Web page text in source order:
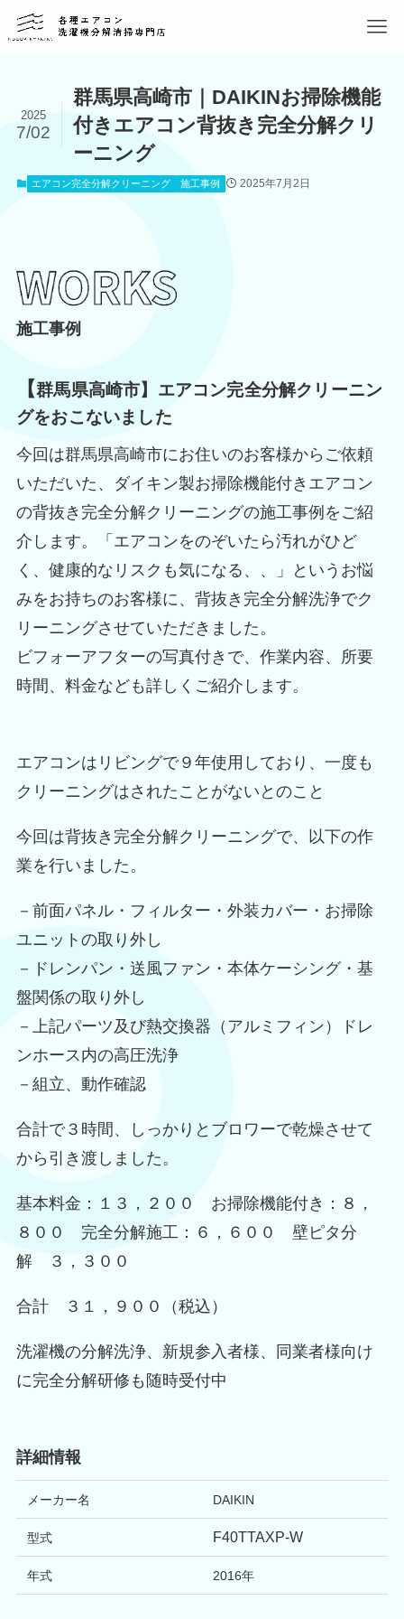
群馬県高崎市｜DAIKINお掃除機能
付きエアコン背抜き完全分解クリ
ーニング
2025
7/02
エアコン完全分解クリーニング 施工事例 2025年7月2日
施工事例
【群馬県高崎市】エアコン完全分解クリーニン
グをおこないました
今回は群馬県高崎市にお住いのお客様からご依頼
いただいた、ダイキン製お掃除機能付きエアコン
の背抜き完全分解クリーニングの施工事例をご紹
介します。「エアコンをのぞいたら汚れがひど
く、健康的なリスクも気になる、、」というお悩
みをお持ちのお客様に、背抜き完全分解洗浄でク
リーニングさせていただきました。
ビフォーアフターの写真付きで、作業内容、所要
時間、料金なども詳しくご紹介します。
エアコンはリビングで９年使用しており、一度も
クリーニングはされたことがないとのこと
今回は背抜き完全分解クリーニングで、以下の作
業を行いました。
－前面パネル・フィルター・外装カバー・お掃除
ユニットの取り外し
－ドレンパン・送風ファン・本体ケーシング・基
盤関係の取り外し
－上記パーツ及び熱交換器（アルミフィン）ドレ
ンホース内の高圧洗浄
－組立、動作確認
合計で３時間、しっかりとブロワーで乾燥させて
から引き渡しました。
基本料金：１３，２００ お掃除機能付き：８，
８００ 完全分解施工：６，６００ 壁ピタ分
解 ３，３００
合計 ３１，９００（税込）
洗濯機の分解洗浄、新規参入者様、同業者様向け
に完全分解研修も随時受付中
詳細情報
メーカー名 DAIKIN
型式 F40TTAXP-W
年式 2016年